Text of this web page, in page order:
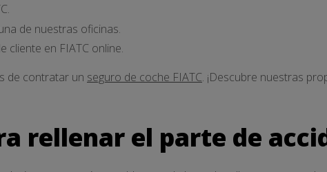
de nuestras oficinas.
cliente en FIATC online.
de contratar un seguro de coche FIATC. ¡Descubre nuestras
rellenar el parte de